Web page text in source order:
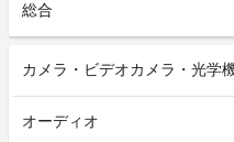
総合
カメラ・ビデオカメラ・光学
オーディオ